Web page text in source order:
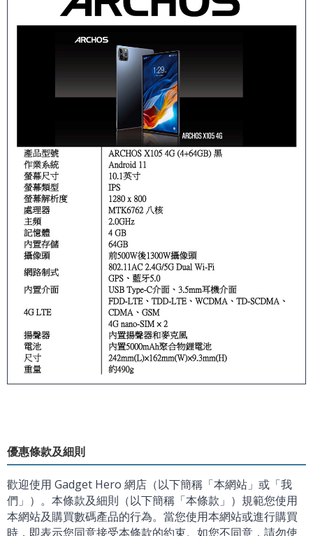
優惠條款及細則
歡迎使用 Gadget Hero 網店（以下簡稱「本網站」或「我
們」）。本條款及細則（以下簡稱「本條款」）規範您使用
本網站及購買數碼產品的行為。當您使用本網站或進行購買
時，即表示您同意接受本條款的約束。如您不同意，請勿使